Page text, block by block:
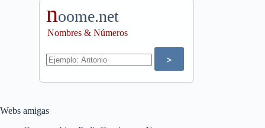
noome.net
Nombres & Números
Webs amigas